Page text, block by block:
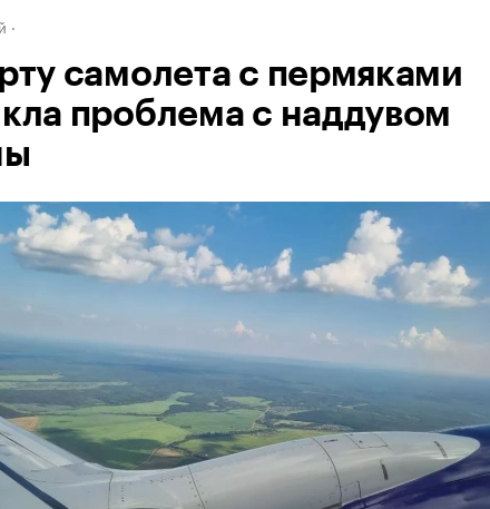
самолета с пермяками
проблема с наддувом